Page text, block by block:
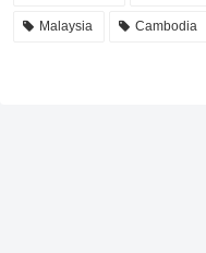
Malaysia Cambodia